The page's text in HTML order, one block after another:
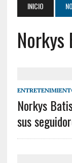
INICIO
Norkys
sus